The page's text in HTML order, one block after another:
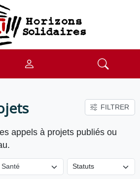
FILTRER
appels à projets publiés ou
Santé